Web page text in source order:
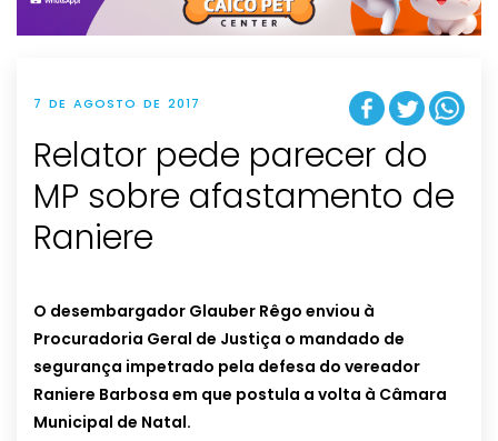
n
7 DE AGOSTO DE 2017
Relator pede parecer do
MP sobre afastamento de
Raniere
O desembargador Glauber Rêgo enviou à
Procuradoria Geral de Justiça o mandado de
segurança impetrado pela defesa do vereador
Raniere Barbosa em que postula a volta à Câmara
Municipal de Natal.